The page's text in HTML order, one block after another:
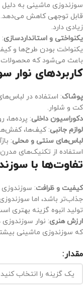
سوزندوزی ماشینی به دلیل
قابل توجهی کاهش می‌دهد.
زیادی دارد.
یکنواختی و استانداردسازی
یکنواخت بودن طرح‌ها و
باعث می‌شود که محصولات
کاربردهای نوار
پوشاک: استفاده در
کت و شلوار.
دکوراسیون داخلی: پرده‌ها،
لوازم جانبی: کیف‌ها،
لباس‌های سنتی و محلی:
استفاده از تکنیک‌های
تفاوت‌ها با
کیفیت و ظرافت:
جذاب‌تر باشد، اما
تولید انبوه گزینه بهتری
ارزش هنری: نوار
که سوزندوزی ماشینی
مقدار